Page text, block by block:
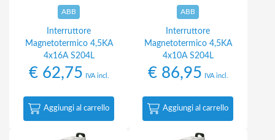
ABB
Interruttore
Magnetotermico 4,5KA
4x16A S204L
€62,75 IVA incl.
Aggiungi al carrello
ABB
Interruttore
Magnetotermico 4,5KA
4x10A S204L
€86,95 IVA incl.
Aggiungi al carrello